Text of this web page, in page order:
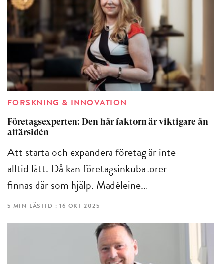
FORSKNING & INNOVATION
Företagsexperten: Den här faktorn är viktigare än
affärsidén
Att starta och expandera företag är inte
alltid lätt. Då kan företagsinkubatorer
finnas där som hjälp. Madéleine...
5 MIN LÄSTID : 16 OKT 2025